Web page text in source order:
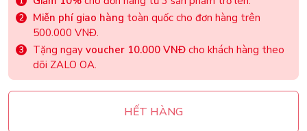
Miễn phí giao hàng toàn quốc cho đơn hàng trên
500.000 VNĐ.
Tặng ngay voucher 10.000 VNĐ cho khách hàng theo
dõi ZALO OA.
HẾT HÀNG